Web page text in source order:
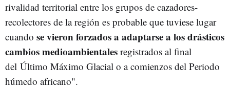
rivalidad territorial entre los grupos de cazadores-
recolectores de la región es probable que tuviese lugar
cuando se vieron forzados a adaptarse a los drásticos
cambios medioambientales registrados al final
del Último Máximo Glacial o a comienzos del Periodo
húmedo africano".